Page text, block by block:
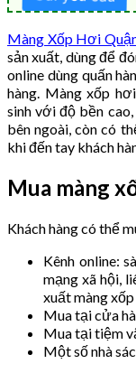
Màng Xốp Hơi
sản xuất, dùng để
online dùng quấn
hàng. Màng xốp
sinh với độ bền
bên ngoài, còn có
khi đến tay khách
Mua màng
Khách hàng có thể
Kênh online:
mạng xã hội,
xuất màng xốp
Mua tại cửa
Mua tại tiệm
Một số nhà